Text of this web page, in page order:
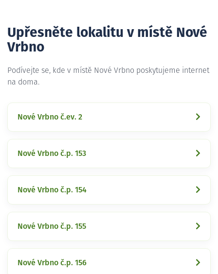
Upřesněte lokalitu v místě Nové
Vrbno
Podívejte se, kde v místě Nové Vrbno poskytujeme internet
na doma.
Nové Vrbno č.ev. 2
Nové Vrbno č.p. 153
Nové Vrbno č.p. 154
Nové Vrbno č.p. 155
Nové Vrbno č.p. 156